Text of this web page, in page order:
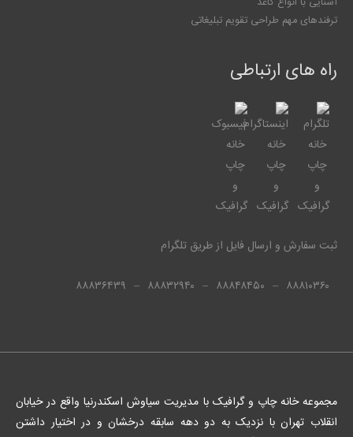
ترفندهای مهم طراحی تقویم تبلیغاتی
راه های ارتباطی
ثبت سفارش و ارسال فایل از طریق تلگرام
۸۸۸۱۰۳۶۰ – ۸۸۸۴۸۴۵۰ – ۸۸۸۳۲۹۴۰ – ۸۸۸۳۶۴۳۹
مجموعه خانه چاپ و گرافیک با مدیریت سیاوش اسکندرنیا واقع در خیابان
انقلاب تهران با نزدیک به دو دهه سابقه درخشان و در اختیار داشتن